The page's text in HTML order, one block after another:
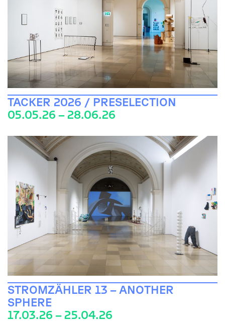
TACKER 2026 / PRESELECTION
05.05.26 – 28.06.26
STROMZÄHLER 13 – ANOTHER
SPHERE
17.03.26 – 25.04.26